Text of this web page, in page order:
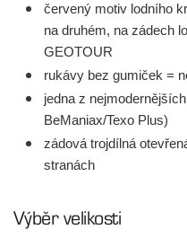
červený motiv lodního
na druhém, na zádech
GEOTOUR
rukávy bez gumiček =
jedna z
BeManiax/Texo Plus)
zádová trojdílná
stranách
Výběr velikosti